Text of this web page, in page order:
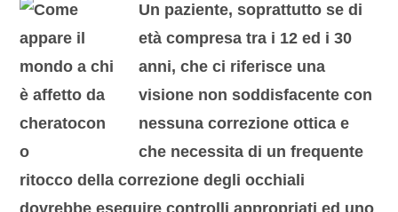
Un paziente, soprattutto se di
età compresa tra i 12 ed i 30
anni, che ci riferisce una
visione non soddisfacente con
nessuna correzione ottica e
che necessita di un frequente
ritocco della correzione degli occhiali
dovrebbe eseguire controlli appropriati ed uno